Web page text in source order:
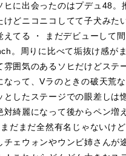
ヒに出会ったのはプデュ48。
けどニコニコしてて子犬みた
えてる ・ まだデビューして
。周りに比べて垢抜け感が
雰囲気のあるソヒだけどステ
なって、Vラのときの破天荒
としたステージでの眼差しは
対綺麗になって後からペン増
だまだ全然有名じゃないけ
チェウォンやウンビ姉さんが